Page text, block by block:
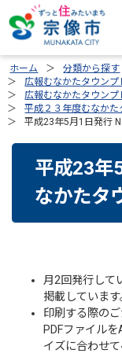
ホーム 分類から探す
広報むなかたタウンプ
広報むなかたタウン
平成２３年度むなかた
平成23年5月1日発行
平成23年
なかたタ
月2回発行して
掲載しています
印刷する際の
PDFファイル
イズに合わせ